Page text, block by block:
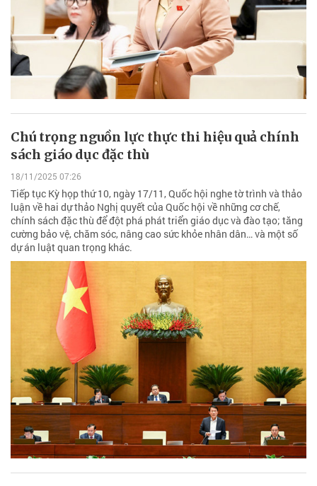
Chú trọng nguồn lực thực thi hiệu quả chính
sách giáo dục đặc thù
18/11/2025 07:26
Tiếp tục Kỳ họp thứ 10, ngày 17/11, Quốc hội nghe tờ trình và thảo
luận về hai dự thảo Nghị quyết của Quốc hội về những cơ chế,
chính sách đặc thù để đột phá phát triển giáo dục và đào tạo; tăng
cường bảo vệ, chăm sóc, nâng cao sức khỏe nhân dân… và một số
dự án luật quan trọng khác.